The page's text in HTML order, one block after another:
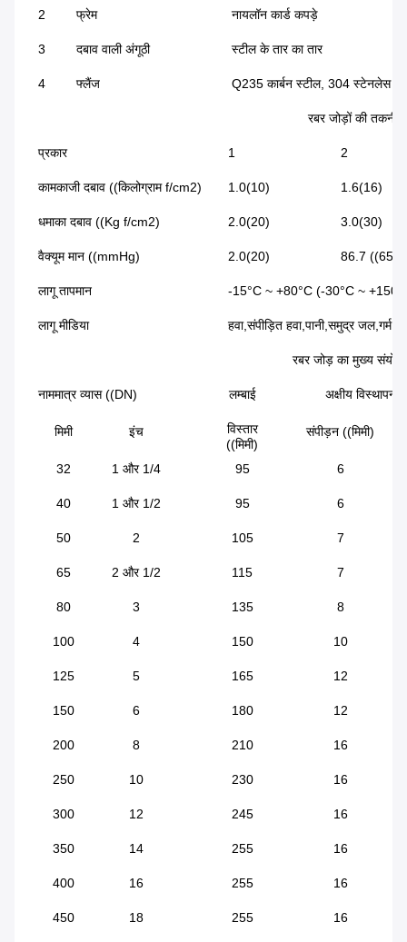
2 फ्रेम नायलॉन कार्ड कपड़े
3 दबाव वाली अंगूठी स्टील के तार का तार
4 फ्लैंज Q235 कार्बन स्टील, 304 स्टेनलेस
रबर जोड़ों की
प्रकार 1 2
कामकाजी दबाव ((किलोग्राम f/cm2) 1.0(10) 1.6(16)
धमाका दबाव ((Kg f/cm2) 2.0(20) 3.0(30)
वैक्यूम मान ((mmHg) 2.0(20) 86.7 ((650)
लागू तापमान -15°C ~ +80°C (-30°C ~
लागू मीडिया हवा,संपीड़ित हवा,पानी,समुद्र जल,गर्म
रबर जोड़ का मुख्य
नाममात्र व्यास ((DN) लम्बाई अक्षीय विस्थापन
मिमी इंच
विस्तार
((मिमी)
संपीड़न ((मिमी)
32 1 और 1/4 95 6
40 1 और 1/2 95 6
50 2 105 7
65 2 और 1/2 115 7
80 3 135 8
100 4 150 10
125 5 165 12
150 6 180 12
200 8 210 16
250 10 230 16
300 12 245 16
350 14 255 16
400 16 255 16
450 18 255 16